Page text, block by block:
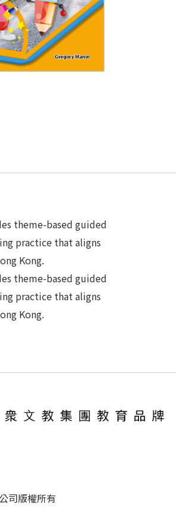
theme-based guided
practice that aligns
Kong.
theme-based guided
practice that aligns
Kong.
司版權所有